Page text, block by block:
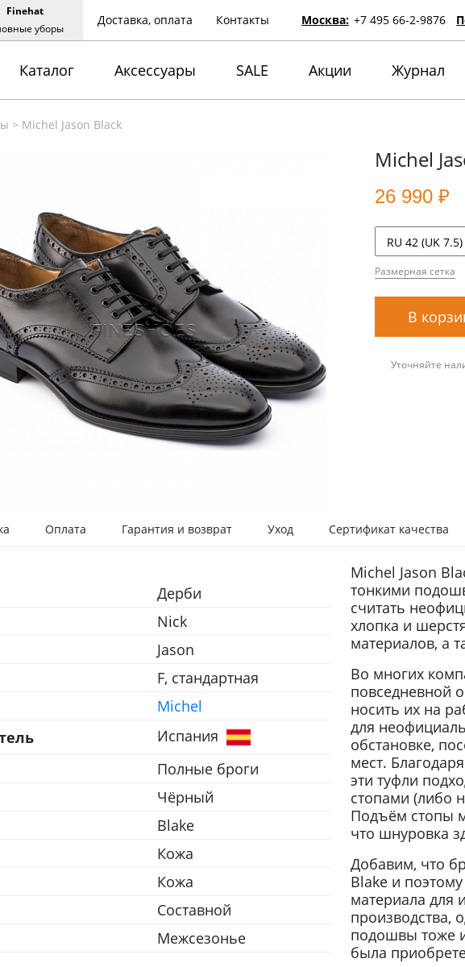
Finehat
уборы
Доставка, оплата Контакты Москва: +7 495 66-2-9876
Каталог Аксессуары SALE Акции Журнал
> Michel Jason Black
Michel
26 990 ₽
Размерная сетка
В
Уточняйте
Оплата Гарантия и возврат Уход Сертификат качества
Дерби
Nick
Jason
F, стандартная
Michel
Испания
Полные броги
Чёрный
Blake
Кожа
Кожа
Составной
Межсезонье
Michel Jason
тонкими
считать
хлопка и
материалов, а
Во многих
повседневной
носить их на
для
обстановке,
мест.
эти туфли
стопами (либо
Подъём стопы
что шнуровка
Добавим, что
Blake и
материала для
производства,
подошвы тоже
была